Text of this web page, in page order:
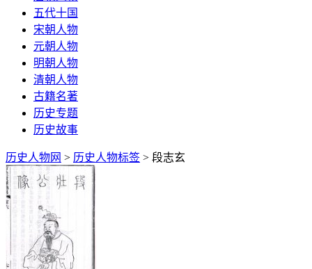
五代十国
宋朝人物
元朝人物
明朝人物
清朝人物
古籍名著
历史专题
历史故事
历史人物网 > 历史人物标签 > 段志玄